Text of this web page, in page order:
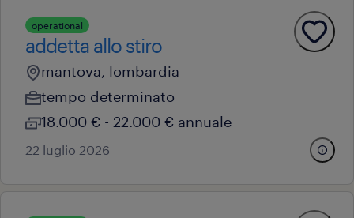
operational
addetta allo stiro
mantova, lombardia
tempo determinato
18.000 € - 22.000 € annuale
22 luglio 2026